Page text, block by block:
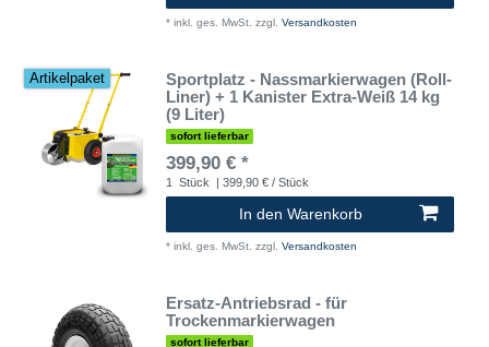
* inkl. ges. MwSt. zzgl. Versandkosten
Artikelpaket
Sportplatz - Nassmarkierwagen (Roll-
Liner) + 1 Kanister Extra-Weiß 14 kg
(9 Liter)
sofort lieferbar
399,90 € *
1 Stück | 399,90 € / Stück
In den Warenkorb
* inkl. ges. MwSt. zzgl. Versandkosten
Ersatz-Antriebsrad - für
Trockenmarkierwagen
sofort lieferbar